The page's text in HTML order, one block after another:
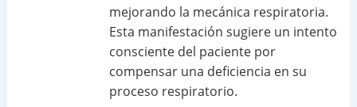
mejorando la mecánica respiratoria.
Esta manifestación sugiere un intento
consciente del paciente por
compensar una deficiencia en su
proceso respiratorio.